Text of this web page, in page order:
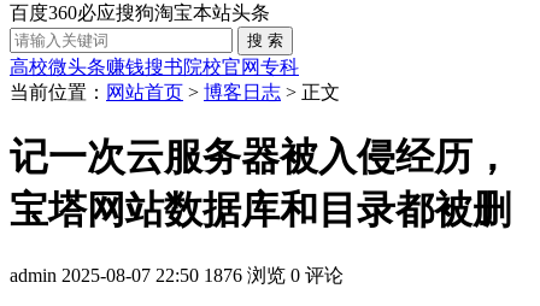
百度360必应搜狗淘宝本站头条
高校微头条赚钱搜书院校官网专科
当前位置： 网站首页 > 博客日志 > 正文
记一次云服务器被入侵经历，
宝塔网站数据库和目录都被删
admin 2025-08-07 22:50 1876 浏览 0 评论